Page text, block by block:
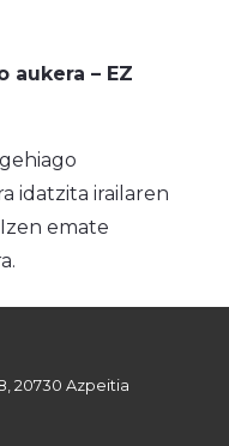
aukera – EZ
idatzita irailaren
emate
20730 Azpeitia